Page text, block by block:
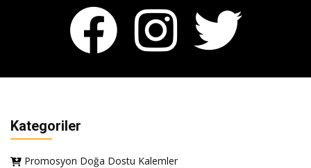
Kategoriler
Promosyon Doğa Dostu Kalemler